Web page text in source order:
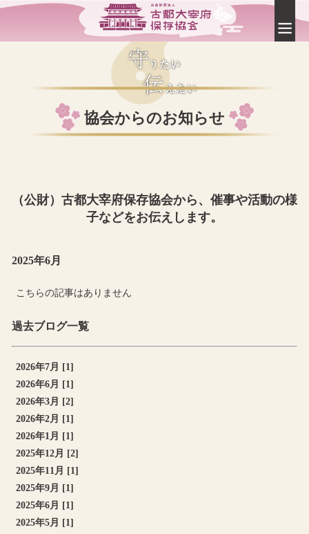
協会からのお知らせ
（公財）古都大宰府保存協会から、催事や活動の様
子などをお伝えします。
2025年6月
こちらの記事はありません
過去ブログ一覧
2026年7月 [1]
2026年6月 [1]
2026年3月 [2]
2026年2月 [1]
2026年1月 [1]
2025年12月 [2]
2025年11月 [1]
2025年9月 [1]
2025年6月 [1]
2025年5月 [1]